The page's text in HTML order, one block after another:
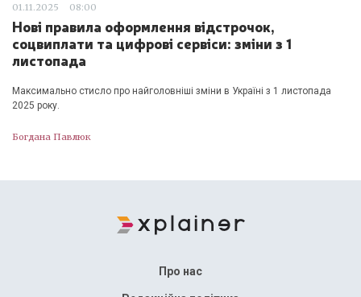
01.11.2025 08:00
Нові правила оформлення відстрочок,
соцвиплати та цифрові сервіси: зміни з 1
листопада
Максимально стисло про найголовніші зміни в Україні з 1 листопада
2025 року.
Богдана Павлюк
Про нас